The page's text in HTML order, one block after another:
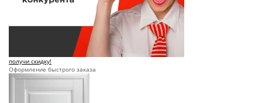
получи скидку!
Оформление быстрого заказа